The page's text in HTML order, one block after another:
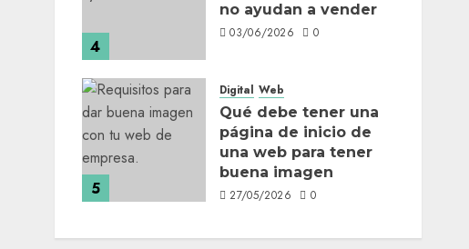
4
no ayudan a vender
03/06/2026 0
5
Digital Web
Qué debe tener una
página de inicio de
una web para tener
buena imagen
27/05/2026 0